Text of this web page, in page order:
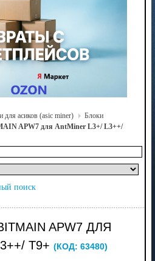
для асиков (asic miner)
Блоки
APW7 для AntMiner L3+/ L3++/
поиск
APW7 ДЛЯ
T9+ (КОД: 63480)